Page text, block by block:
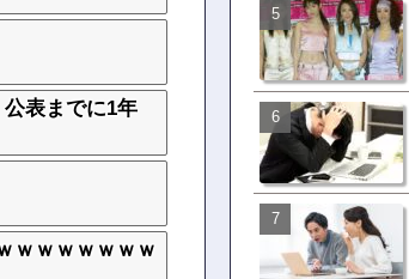
表までに1年
ｗｗｗｗｗｗｗ